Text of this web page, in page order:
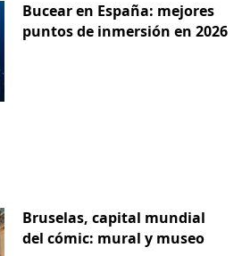
Bucear en España: mejores
puntos de inmersión en 2026
Bruselas, capital mundial
del cómic: mural y museo